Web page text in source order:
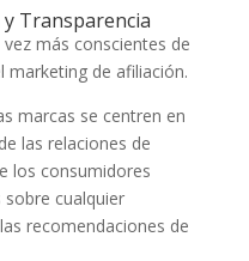
Transparencia
más conscientes de
marketing de afiliación.
marcas se centren en
las relaciones de
los consumidores
cualquier
recomendaciones de